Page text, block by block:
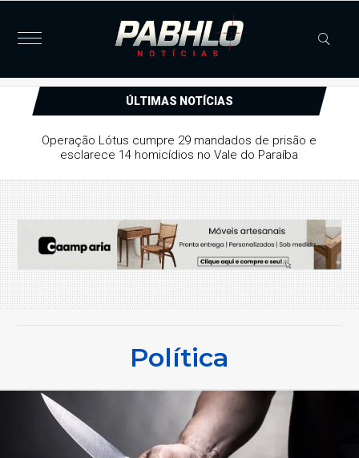
ÚLTIMAS NOTÍCIAS
Operação Lótus cumpre 29 mandados de prisão e
esclarece 14 homicídios no Vale do Paraíba
Política